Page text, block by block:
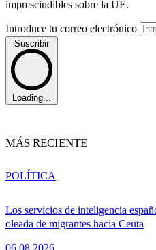
imprescindibles sobre la UE.
Introduce tu correo electrónico
Suscribir
Loading...
MÁS RECIENTE
Los servicios de inteligencia
oleada de migrantes hacia Ceuta
POLÍTICA